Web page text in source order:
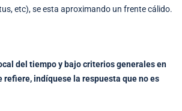
etc), se esta aproximando un frente cálido.
del tiempo y bajo criterios generales en
refiere, indíquese la respuesta que no es